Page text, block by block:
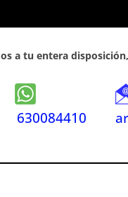
a tu entera
630084410